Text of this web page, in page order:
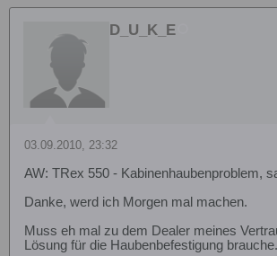
D_U_K_E
03.09.2010, 23:32
AW: TRex 550 - Kabinenhaubenproblem,
Danke, werd ich Morgen mal machen.
Muss eh mal zu dem Dealer meines
Lösung für die Haubenbefestigung brauche.